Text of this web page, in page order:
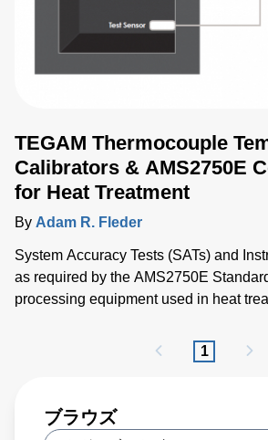
TEGAM Thermocouple
Calibrators & AMS2750E
for Heat Treatment
By Adam R. Fleder
System Accuracy Tests (SATs) and
as required by the AMS2750E
processing equipment used in heat
Temperature Calibrator.
1
ブラウズ